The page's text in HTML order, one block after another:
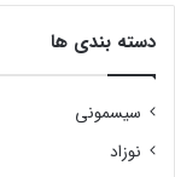
دسته بندی ها
سیسمونی
نوزاد